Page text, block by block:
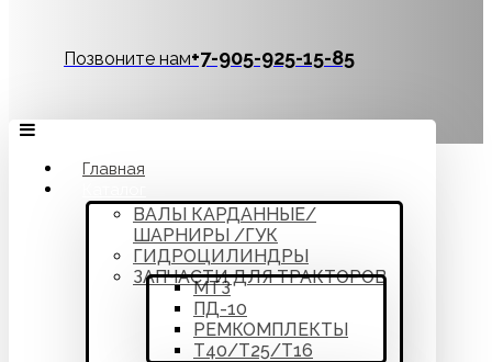
Позвоните нам‪+7-905-925-15-85
Главная
ВАЛЫ КАРДАННЫЕ/
ШАРНИРЫ /ГУК
ГИДРОЦИЛИНДРЫ
ЗАПЧАСТИ ДЛЯ ТРАКТОРОВ
МТЗ
ПД-10
РЕМКОМПЛЕКТЫ
Т40/Т25/Т16